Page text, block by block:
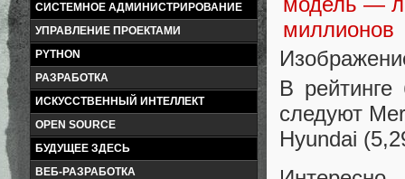
СИСТЕМНОЕ АДМИНИСТРИРОВАНИЕ
УПРАВЛЕНИЕ ПРОЕКТАМИ
PYTHON
РАЗРАБОТКА
ИСКУССТВЕННЫЙ ИНТЕЛЛЕКТ
OPEN SOURCE
БУДУЩЕЕ ЗДЕСЬ
ВЕБ-РАЗРАБОТКА
В
следуют
Hyundai